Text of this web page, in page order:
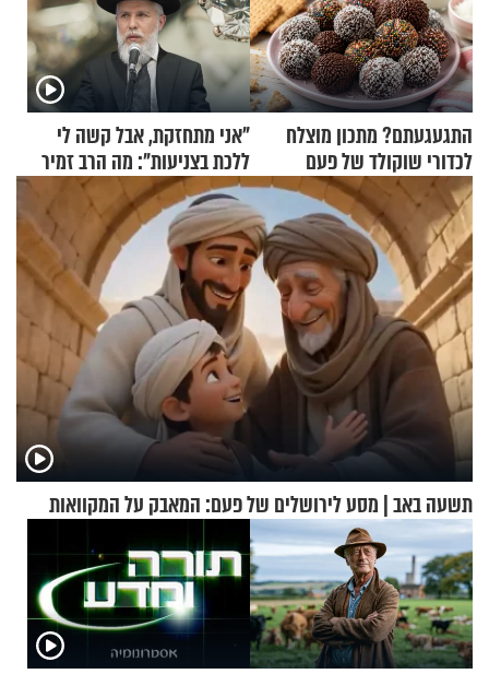
התגעגעתם? מתכון מוצלח
לכדורי שוקולד של פעם
"אני מתחזקת, אבל קשה לי
ללכת בצניעות": מה הרב זמיר
כהן המליץ לה לעשות?
תשעה באב | מסע לירושלים של פעם: המאבק על המקוואות